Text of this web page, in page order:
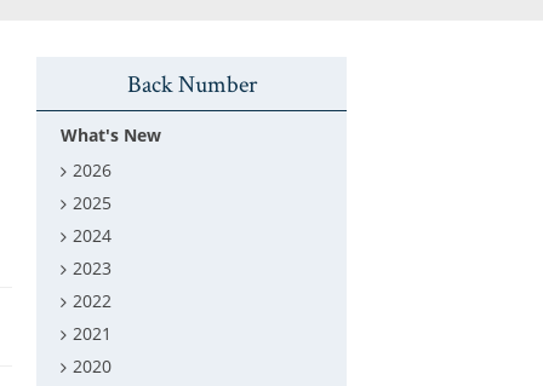
Back Number
What's New
2026
2025
2024
2023
2022
2021
2020